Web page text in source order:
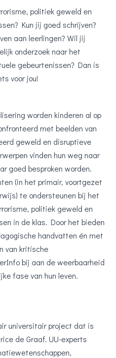
politiek geweld en
Kun jij goed schrijven?
aan leerlingen? Wil jij
onderzoek naar het
gebeurtenissen? Dan is
voor jou!
worden kinderen al op
met beelden van
geweld en disruptieve
vinden hun weg naar
goed besproken worden.
(in het primair, voortgezet
te ondersteunen bij het
politiek geweld en
in de klas. Door het bieden
handvatten én met
van kritische
bij aan de weerbaarheid
fase van hun leven.
universitair project dat is
de Graaf. UU-experts